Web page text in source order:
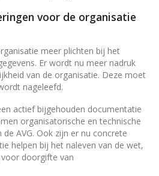
voor de organisatie
meer plichten bij het
Er wordt nu meer nadruk
van de organisatie. Deze moet
nageleefd.
actief bijgehouden documentatie
organisatorische en technische
AVG. Ook zijn er nu concrete
helpen bij het naleven van de wet,
doorgifte van